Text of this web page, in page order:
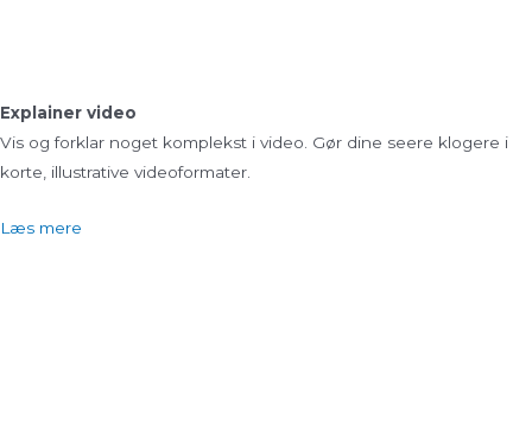
Explainer video
Vis og forklar noget komplekst i video. Gør dine seere klogere i
korte, illustrative videoformater.
Læs mere